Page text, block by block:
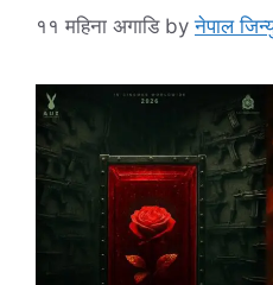
११ महिना अगाडि byनेपाल